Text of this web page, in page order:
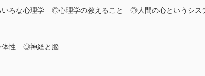
な心理学 ◎心理学の教えること ◎人間の心というシス
性 ◎神経と脳